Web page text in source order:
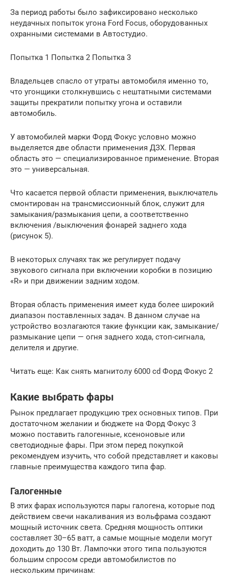
За период работы было зафиксировано несколько
неудачных попыток угона Ford Focus, оборудованных
охранными системами в Автостудио.
Попытка 1 Попытка 2 Попытка 3
Владельцев спасло от утраты автомобиля именно то,
что угонщики столкнувшись с нештатными системами
защиты прекратили попытку угона и оставили
автомобиль.
У автомобилей марки Форд Фокус условно можно
выделяется две области применения ДЗХ. Первая
область это — специализированное применение. Вторая
это — универсальная.
Что касается первой области применения, выключатель
смонтирован на трансмиссионный блок, служит для
замыкания/размыкания цепи, а соответственно
включения /выключения фонарей заднего хода
(рисунок 5).
В некоторых случаях так же регулирует подачу
звукового сигнала при включении коробки в позицию
«R» и при движении задним ходом.
Вторая область применения имеет куда более широкий
диапазон поставленных задач. В данном случае на
устройство возлагаются такие функции как, замыкание/
размыкание цепи — огня заднего хода, стоп-сигнала,
делителя и другие.
Читать еще: Как снять магнитолу 6000 cd Форд Фокус 2
Какие выбрать фары
Рынок предлагает продукцию трех основных типов. При
достаточном желании и бюджете на Форд Фокус 3
можно поставить галогенные, ксеноновые или
светодиодные фары. При этом перед покупкой
рекомендуем изучить, что собой представляет и каковы
главные преимущества каждого типа фар.
Галогенные
В этих фарах используются пары галогена, которые под
действием свечи накаливания из вольфрама создают
мощный источник света. Средняя мощность оптики
составляет 30–65 ватт, а самые мощные модели могут
доходить до 130 Вт. Лампочки этого типа пользуются
большим спросом среди автомобилистов по
нескольким причинам: